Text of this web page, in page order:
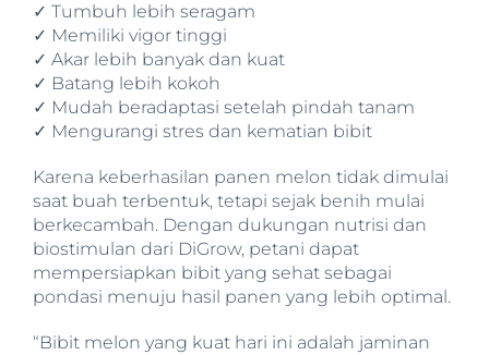
✓ Tumbuh lebih seragam
✓ Memiliki vigor tinggi
✓ Akar lebih banyak dan kuat
✓ Batang lebih kokoh
✓ Mudah beradaptasi setelah pindah tanam
✓ Mengurangi stres dan kematian bibit
Karena keberhasilan panen melon tidak dimulai
saat buah terbentuk, tetapi sejak benih mulai
berkecambah. Dengan dukungan nutrisi dan
biostimulan dari DiGrow, petani dapat
mempersiapkan bibit yang sehat sebagai
pondasi menuju hasil panen yang lebih optimal.
“Bibit melon yang kuat hari ini adalah jaminan